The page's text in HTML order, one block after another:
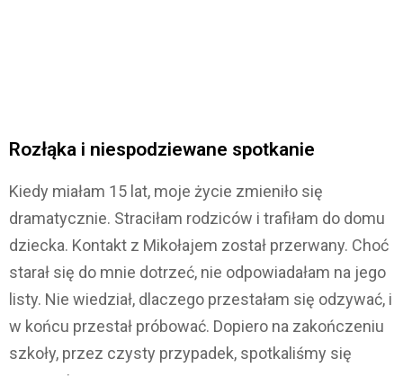
Rozłąka i niespodziewane spotkanie
Kiedy miałam 15 lat, moje życie zmieniło się
dramatycznie. Straciłam rodziców i trafiłam do domu
dziecka. Kontakt z Mikołajem został przerwany. Choć
starał się do mnie dotrzeć, nie odpowiadałam na jego
listy. Nie wiedział, dlaczego przestałam się odzywać, i
w końcu przestał próbować. Dopiero na zakończeniu
szkoły, przez czysty przypadek, spotkaliśmy się